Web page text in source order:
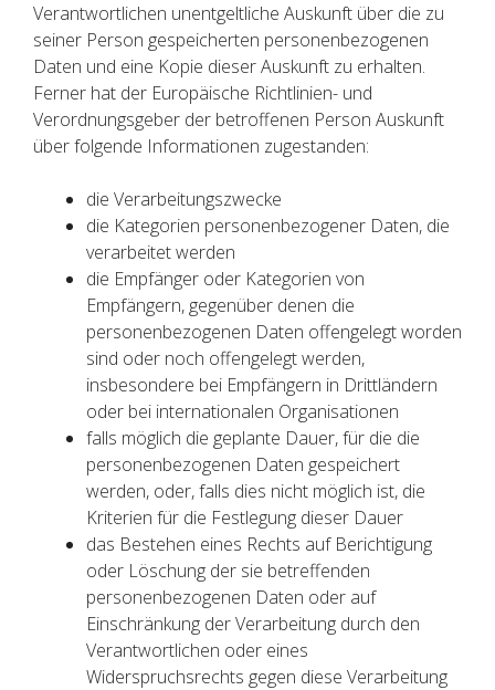
Verantwortlichen unentgeltliche Auskunft über die zu
seiner Person gespeicherten personenbezogenen
Daten und eine Kopie dieser Auskunft zu erhalten.
Ferner hat der Europäische Richtlinien- und
Verordnungsgeber der betroffenen Person Auskunft
über folgende Informationen zugestanden:
die Verarbeitungszwecke
die Kategorien personenbezogener Daten, die
verarbeitet werden
die Empfänger oder Kategorien von
Empfängern, gegenüber denen die
personenbezogenen Daten offengelegt worden
sind oder noch offengelegt werden,
insbesondere bei Empfängern in Drittländern
oder bei internationalen Organisationen
falls möglich die geplante Dauer, für die die
personenbezogenen Daten gespeichert
werden, oder, falls dies nicht möglich ist, die
Kriterien für die Festlegung dieser Dauer
das Bestehen eines Rechts auf Berichtigung
oder Löschung der sie betreffenden
personenbezogenen Daten oder auf
Einschränkung der Verarbeitung durch den
Verantwortlichen oder eines
Widerspruchsrechts gegen diese Verarbeitung